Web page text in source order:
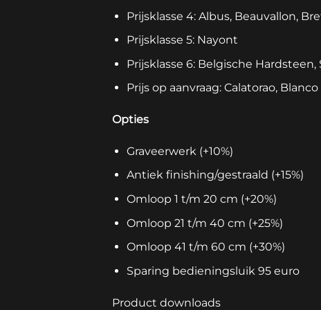
Prijsklasse 4: Albus, Beauvallon,
Prijsklasse 5: Nayont
Prijsklasse 6: Belgische Hardsteen,
Prijs op aanvraag: Calatorao,
Opties
Graveerwerk (+10%)
Antiek finishing/gestraald (+15%)
Omloop 1 t/m 20 cm (+20%)
Omloop 21 t/m 40 cm (+25%)
Omloop 41 t/m 60 cm (+30%)
Sparing bedieningsluik 95 euro
Product downloads